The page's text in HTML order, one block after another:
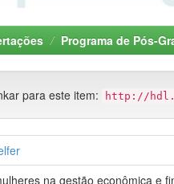
Programa de Pós-
para este item: http://
na gestão econômica e